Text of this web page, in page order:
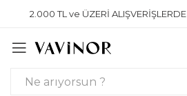
2.000 TL ve ÜZERİ ALIŞVERİŞLERDE